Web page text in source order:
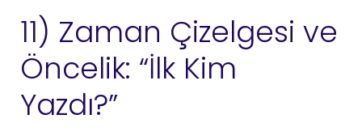
11) Zaman Çizelgesi ve
Öncelik: “İlk Kim
Yazdı?”